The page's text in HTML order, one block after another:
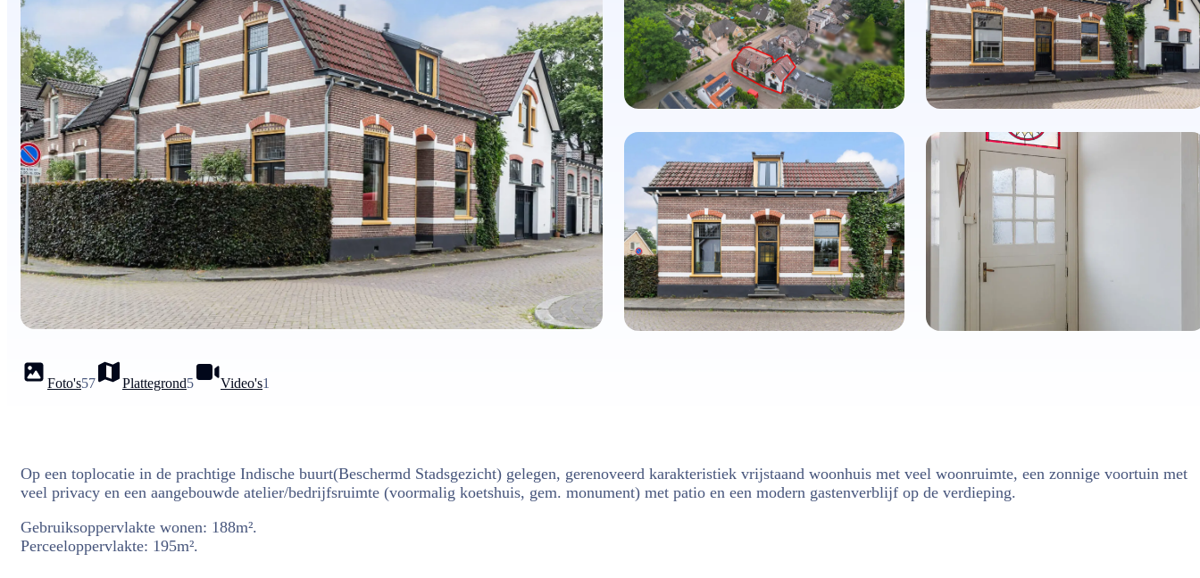
Foto's57 Plattegrond5 Video's1
Op een toplocatie in de prachtige Indische buurt(Beschermd Stadsgezicht) gelegen, gerenoveerd karakteristiek vrijstaand woonhuis met veel woonruimte, een zonnige voortuin met
veel privacy en een aangebouwde atelier/bedrijfsruimte (voormalig koetshuis, gem. monument) met patio en een modern gastenverblijf op de verdieping.
Gebruiksoppervlakte wonen: 188m².
Perceeloppervlakte: 195m².